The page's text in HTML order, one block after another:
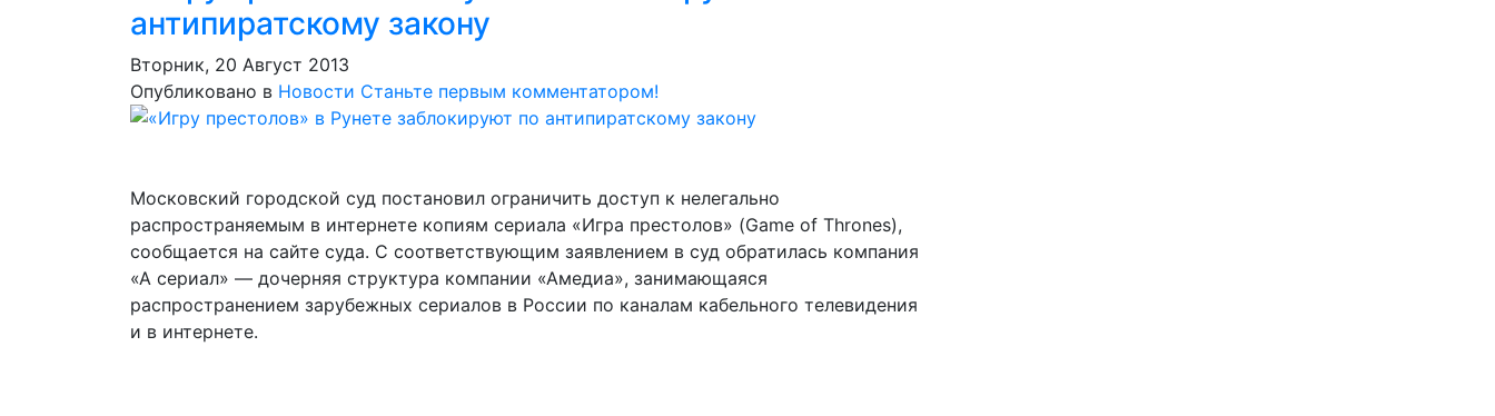
антипиратскому закону
Вторник, 20 Август 2013
Опубликовано в Новости Станьте первым комментатором!
Московский городской суд постановил ограничить доступ к нелегально
распространяемым в интернете копиям сериала «Игра престолов» (Game of Thrones),
сообщается на сайте суда. С соответствующим заявлением в суд обратилась компания
«А сериал» — дочерняя структура компании «Амедиа», занимающаяся
распространением зарубежных сериалов в России по каналам кабельного телевидения
и в интернете.